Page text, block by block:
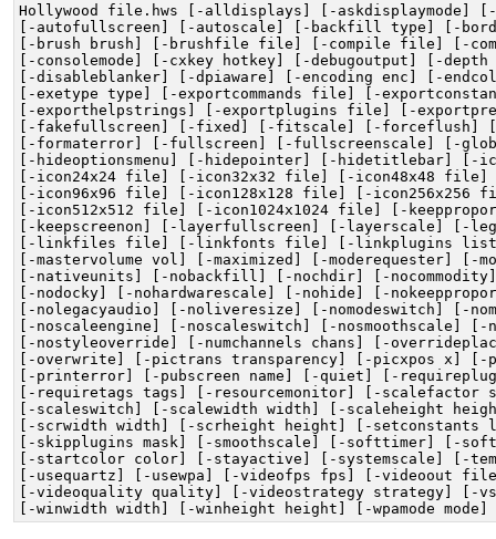
Hollywood file.hws [-alldisplays] [-askdisplaymode] [-
[-autofullscreen] [-autoscale] [-backfill type] [-
[-brush brush] [-brushfile file] [-compile file] [-
[-consolemode] [-cxkey hotkey] [-debugoutput] [-depth
[-disableblanker] [-dpiaware] [-encoding enc] [-
[-exetype type] [-exportcommands file] [-
[-exporthelpstrings] [-exportplugins file] [-
[-fakefullscreen] [-fixed] [-fitscale] [-forceflush] [-
[-formaterror] [-fullscreen] [-fullscreenscale] [-
[-hideoptionsmenu] [-hidepointer] [-hidetitlebar] [-
[-icon24x24 file] [-icon32x32 file] [-icon48x48
[-icon96x96 file] [-icon128x128 file] [-icon256x256
[-icon512x512 file] [-icon1024x1024 file] [-
[-keepscreenon] [-layerfullscreen] [-layerscale] [-
[-linkfiles file] [-linkfonts file] [-linkplugins
[-mastervolume vol] [-maximized] [-moderequester] [-
[-nativeunits] [-nobackfill] [-nochdir] [-nocommodity]
[-nodocky] [-nohardwarescale] [-nohide] [-
[-nolegacyaudio] [-noliveresize] [-nomodeswitch] [-
[-noscaleengine] [-noscaleswitch] [-nosmoothscale] [-
[-nostyleoverride] [-numchannels chans] [-
[-overwrite] [-pictrans transparency] [-picxpos x] [-
[-printerror] [-pubscreen name] [-quiet] [-
[-requiretags tags] [-resourcemonitor] [-scalefactor
[-scaleswitch] [-scalewidth width] [-scaleheight
[-scrwidth width] [-scrheight height] [-
[-skipplugins mask] [-smoothscale] [-softtimer] [-
[-startcolor color] [-stayactive] [-systemscale] [-
[-usequartz] [-usewpa] [-videofps fps] [-videoout
[-videoquality quality] [-videostrategy strategy] [-